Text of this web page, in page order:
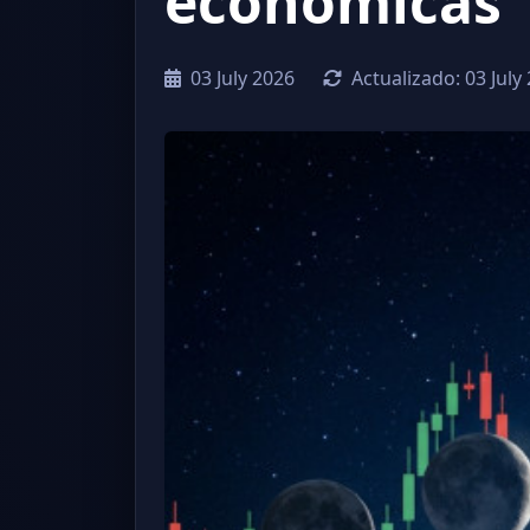
03 July 2026 Actualizado: 03 July